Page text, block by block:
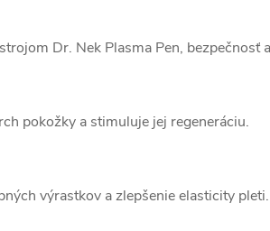
Dr. Nek Plasma Pen, bezpečnosť
pokožky a stimuluje jej regeneráciu.
výrastkov a zlepšenie elasticity pleti.